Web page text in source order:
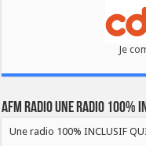
Je
AFM RADIO UNE RADIO 100%
Une radio 100% INCLUSIF QUI